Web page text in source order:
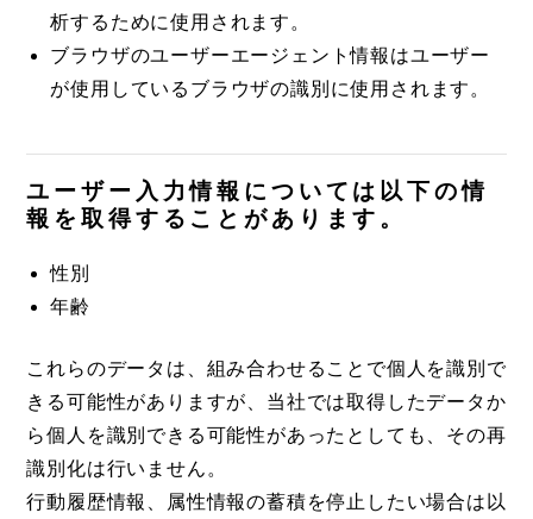
析するために使用されます。
ブラウザのユーザーエージェント情報はユーザー
が使用しているブラウザの識別に使用されます。
ユーザー入力情報については以下の情
報を取得することがあります。
性別
年齢
これらのデータは、組み合わせることで個人を識別で
きる可能性がありますが、当社では取得したデータか
ら個人を識別できる可能性があったとしても、その再
識別化は行いません。
行動履歴情報、属性情報の蓄積を停止したい場合は以